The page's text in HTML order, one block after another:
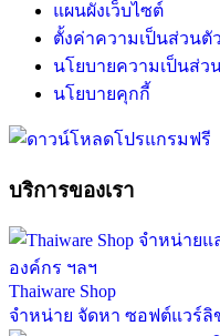
แผนผังเว็บไซต์
ตั้งค่าความเป็นส่วนตัว
นโยบายความเป็นส่ว
นโยบายคุกกี้
บริการของเรา
Thaiware Shop
จำหน่าย จัดหา ซอฟต์แวร์